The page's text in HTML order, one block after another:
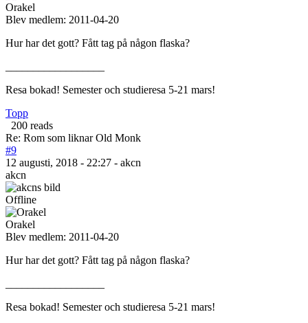
Orakel
Blev medlem: 2011-04-20
Hur har det gott? Fått tag på någon flaska?
Resa bokad! Semester och studieresa 5-21 mars!
Topp
200 reads
Re: Rom som liknar Old Monk
#9
12 augusti, 2018 - 22:27 - akcn
akcn
Offline
Orakel
Blev medlem: 2011-04-20
Hur har det gott? Fått tag på någon flaska?
Resa bokad! Semester och studieresa 5-21 mars!